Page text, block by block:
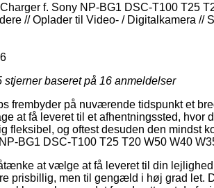
f. Sony NP-BG1 DSC-T100 T25
// Oplader til Video- / Digitalkamera //
stjerner baseret på 16 anmeldelser
frembyder på nuværende tidspunkt et
at få leveret til et afhentningssted, hvor
fleksibel, og oftest desuden den mindst
BG1 DSC-T100 T25 T20 W50 W40
at vælge at få leveret til din
prisbillig, men til gengæld i høj grad let.